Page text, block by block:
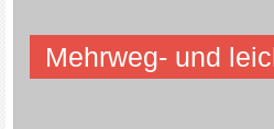
Mehrweg- und